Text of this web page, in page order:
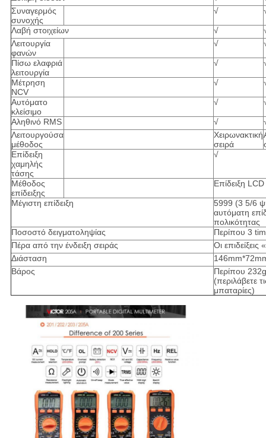
Συναγερμός
συνοχής
√
Λαβή στοιχείων √
Λειτουργία
φανών
√
Πίσω ελαφριά
λειτουργία
√
Μέτρηση
NCV
√
Αυτόματο
κλείσιμο
√
Αληθινό RMS √
Λειτουργούσα
μέθοδος
Χειρωνακτική
σειρά
Επίδειξη
χαμηλής
τάσης
√
Μέθοδος
επίδειξης
Επίδειξη LCD
Μέγιστη επίδειξη
5999 (3 5/6
αυτόματη
πολικότητας
Ποσοστό δειγματοληψίας
Περίπου 3
Πέρα από την ένδειξη σειράς
Οι
Διάσταση
Βάρος
Περίπου 232g
(περιλάβετε
μπαταρίες)